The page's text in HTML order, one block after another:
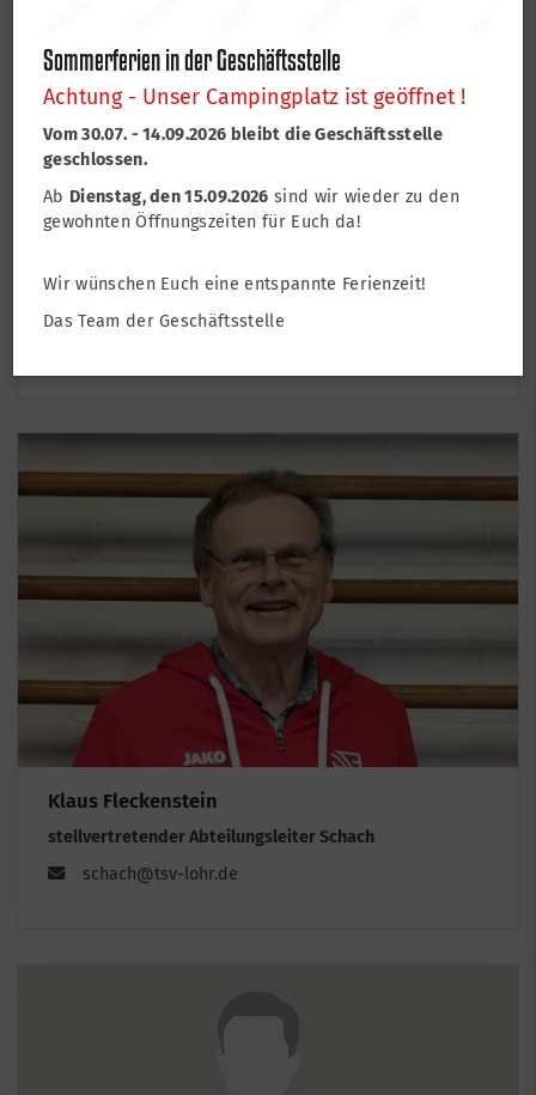
Alexander Drikitis
Klaus Fleckenstein
stellvertretender Abteilungsleiter Schach
schach@tsv-lohr.de
Sommerferien in der Geschäftsstelle
Achtung - Unser Campingplatz ist geöffnet !
Vom 30.07. - 14.09.2026 bleibt die Geschäftsstelle
geschlossen.
Ab Dienstag, den 15.09.2026 sind wir wieder zu den
gewohnten Öffnungszeiten für Euch da!
Wir wünschen Euch eine entspannte Ferienzeit!
Das Team der Geschäftsstelle